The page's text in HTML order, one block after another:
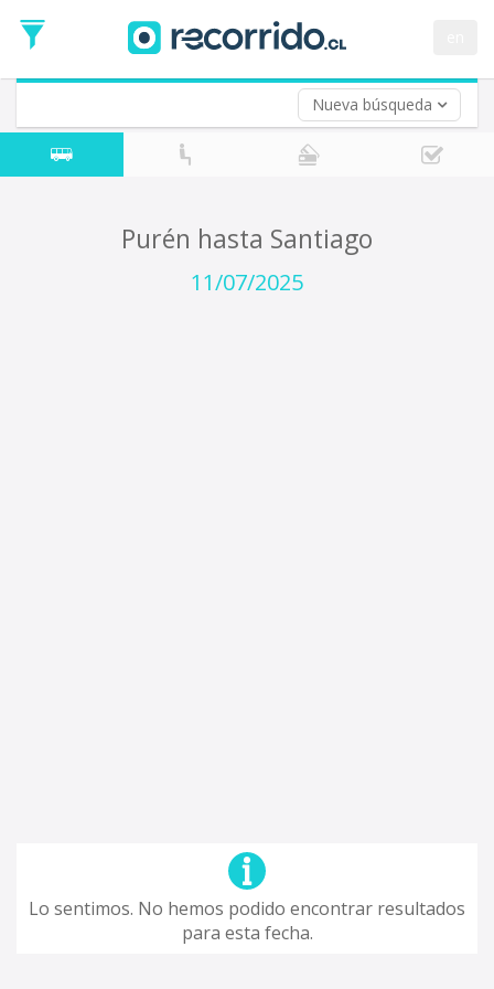
Nueva búsqueda
de
Ida
Vuelta (opcional)
Fecha
de
Purén hasta Santiago
11/07/2025
Lo sentimos. No hemos podido encontrar resultados
para esta fecha.